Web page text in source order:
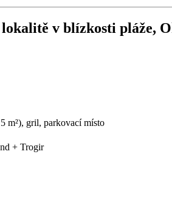
v blízkosti pláže,
m²), gril, parkovací místo
+ Trogir